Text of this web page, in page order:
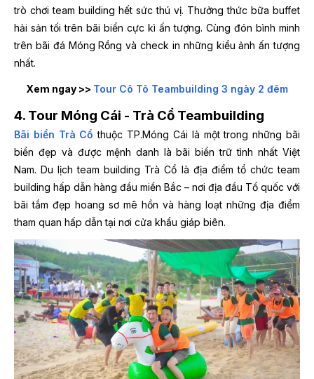
trò chơi team building hết sức thú vị. Thưởng thức bữa buffet
hải sản tối trên bãi biển cực kì ấn tượng. Cùng đón bình minh
trên bãi đá Móng Rồng và check in những kiểu ảnh ấn tượng
nhất.
Xem ngay >> Tour Cô Tô Teambuilding 3 ngày 2 đêm
4. Tour Móng Cái - Trà Cổ Teambuilding
Bãi biển Trà Cổ thuộc TP.Móng Cái là một trong những bãi
biển đẹp và được mệnh danh là bãi biển trữ tình nhất Việt
Nam. Du lịch team building Trà Cổ là địa điểm tổ chức team
building hấp dẫn hàng đầu miền Bắc – nơi địa đầu Tổ quốc với
bãi tắm đẹp hoang sơ mê hồn và hàng loạt những địa điểm
tham quan hấp dẫn tại nơi cửa khẩu giáp biên.